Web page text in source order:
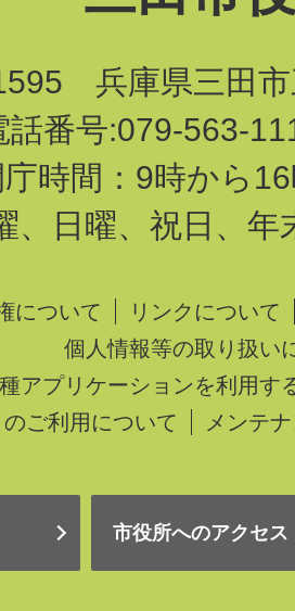
兵庫県三田市
話番号:079-563-
庁時間：9時から
、日曜、祝日、年
について
リンクについて
個人情報等の取り扱い
アプリケーションを利用す
ご利用について
メンテ
市役所へのアクセス